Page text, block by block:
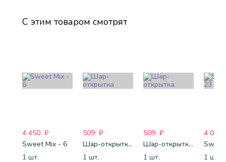
С этим товаром смотрят
4 450 ₽
Sweet Mix - 6
1 шт.
509 ₽
Шар-открытка "Звезда" (45 см) - 1
1 шт.
509 ₽
Шар-открытка "Сердце" (45 см) - 2
1 шт.
4 088
1 шт.